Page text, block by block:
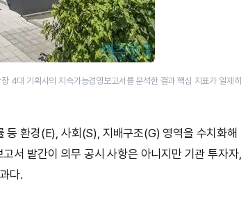
4대 기획사의 지속가능경영보고서를 분석한 결과 핵심 지표가 일제히
등 환경(E), 사회(S), 지배구조(G) 영역을 수치화해
서 발간이 의무 공시 사항은 아니지만 기관 투자자,
다.